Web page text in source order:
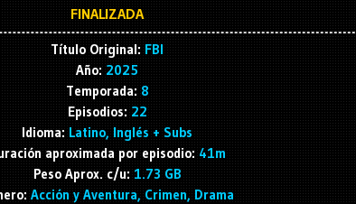
FINALIZADA
Título Original:FBI
Año:2025
Temporada:8
Episodios:22
Idioma:Latino, Inglés + Subs
aproximada por episodio:41m
Peso Aprox. c/u:1.73 GB
Acción y Aventura, Crimen, Drama